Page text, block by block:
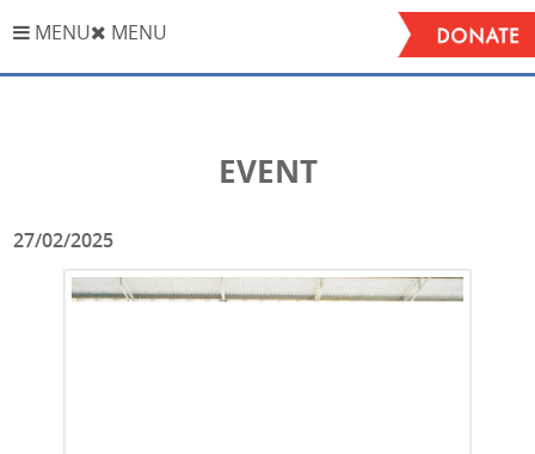
MENU MENU
Stop
EVENT
27/02/2025